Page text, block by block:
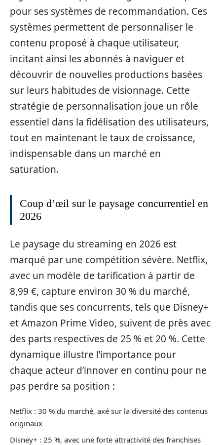
pour ses systèmes de recommandation. Ces
systèmes permettent de personnaliser le
contenu proposé à chaque utilisateur,
incitant ainsi les abonnés à naviguer et
découvrir de nouvelles productions basées
sur leurs habitudes de visionnage. Cette
stratégie de personnalisation joue un rôle
essentiel dans la fidélisation des utilisateurs,
tout en maintenant le taux de croissance,
indispensable dans un marché en
saturation.
Coup d’œil sur le paysage concurrentiel en
2026
Le paysage du streaming en 2026 est
marqué par une compétition sévère. Netflix,
avec un modèle de tarification à partir de
8,99 €, capture environ 30 % du marché,
tandis que ses concurrents, tels que Disney+
et Amazon Prime Video, suivent de près avec
des parts respectives de 25 % et 20 %. Cette
dynamique illustre l’importance pour
chaque acteur d’innover en continu pour ne
pas perdre sa position :
Netflix : 30 % du marché, axé sur la diversité des contenus
originaux
Disney+ : 25 %, avec une forte attractivité des franchises